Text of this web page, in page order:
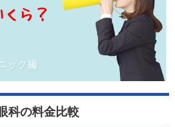
科の料金比較